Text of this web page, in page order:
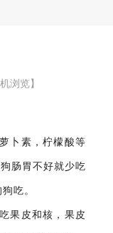
浏览】
卜素，柠檬酸等
肠胃不好就少吃
吃。
果皮和核，果皮